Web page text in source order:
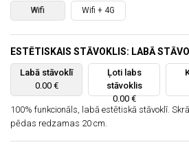
Wifi Wifi + 4G
ESTĒTISKAIS STĀVOKLIS: LABĀ
Labā stāvoklī
0.00 €
Ļoti labs
stāvoklis
0.00 €
100% funkcionāls, labā estētiskā stāvoklī.
pēdas redzamas 20 cm.